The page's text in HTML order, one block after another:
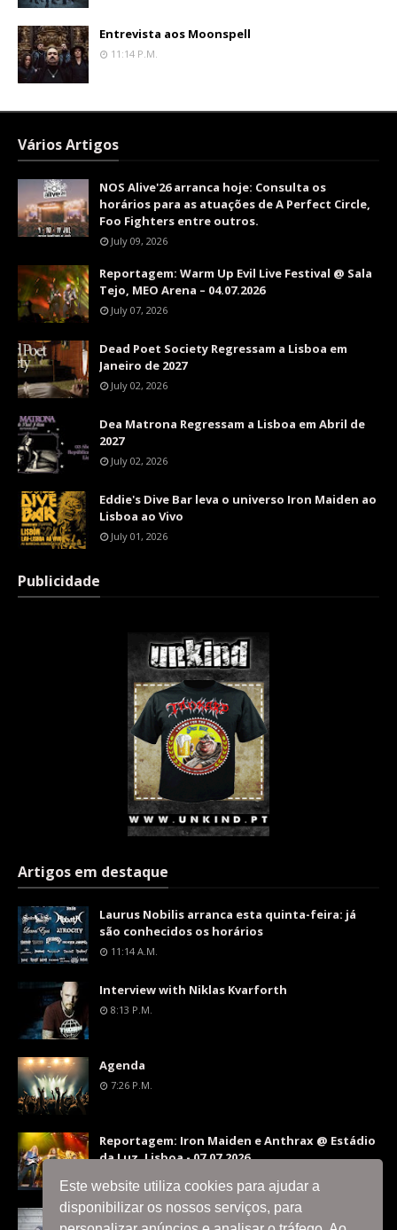
Este website utiliza cookies para ajudar a
disponibilizar os nossos serviços, para
Entrevista aos Moonspell
11:14 P.m.
Vários Artigos
NOS Alive'26 arranca hoje: Consulta os
horários para as atuações de A Perfect Circle,
Foo Fighters entre outros.
July 09, 2026
Reportagem: Warm Up Evil Live Festival @ Sala
Tejo, MEO Arena – 04.07.2026
July 07, 2026
Dead Poet Society Regressam a Lisboa em
Janeiro de 2027
July 02, 2026
Dea Matrona Regressam a Lisboa em Abril de
2027
July 02, 2026
Eddie's Dive Bar leva o universo Iron Maiden ao
Lisboa ao Vivo
July 01, 2026
Publicidade
Artigos em destaque
Laurus Nobilis arranca esta quinta-feira: já
são conhecidos os horários
11:14 A.m.
Interview with Niklas Kvarforth
8:13 P.m.
Agenda
7:26 P.m.
Reportagem: Iron Maiden e Anthrax @ Estádio
da Luz, Lisboa - 07.07.2026
9:36 P.m.
Interview with Silent Skies